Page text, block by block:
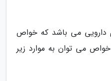
دارویی می باشد که خواص
می توان به موارد زیر